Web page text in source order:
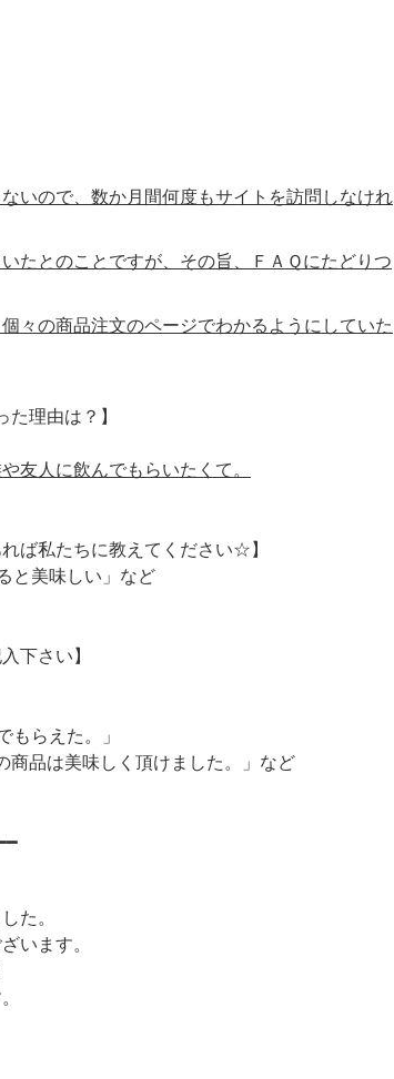
いので、数か月間何度もサイトを訪問しなけれ
たとのことですが、その旨、ＦＡＱにたどりつ
々の商品注文のページでわかるようにしていた
た理由は？】
友人に飲んでもらいたくて。
ば私たちに教えてください☆】
と美味しい」など
下さい】
もらえた。」
品は美味しく頂けました。」など
た。
います。